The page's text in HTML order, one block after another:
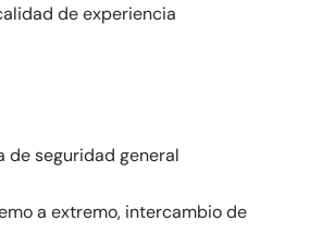
de experiencia
de seguridad general
a extremo, intercambio de